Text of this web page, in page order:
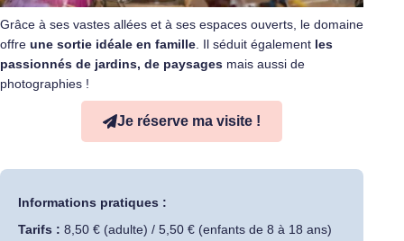
Grâce à ses vastes allées et à ses espaces ouverts, le domaine
offre une sortie idéale en famille . Il séduit également les
passionnés de jardins, de paysages mais aussi de
photographies !
Je réserve ma visite !
Informations pratiques :
Tarifs : 8,50 € (adulte) / 5,50 € (enfants de 8 à 18 ans)